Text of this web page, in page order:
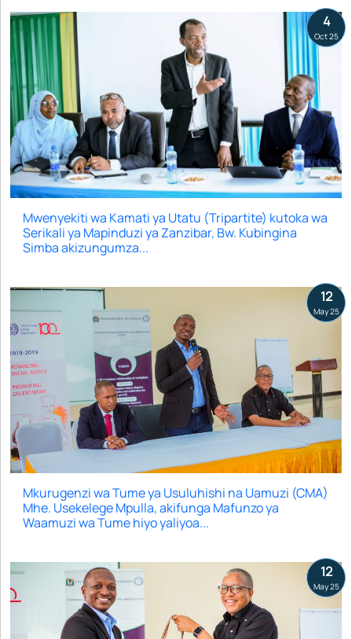
4
Oct 25
Mwenyekiti wa Kamati ya Utatu (Tripartite) kutoka wa
Serikali ya Mapinduzi ya Zanzibar, Bw. Kubingina
Simba akizungumza...
12
May 25
Mkurugenzi wa Tume ya Usuluhishi na Uamuzi (CMA)
Mhe. Usekelege Mpulla, akifunga Mafunzo ya
Waamuzi wa Tume hiyo yaliyoa...
12
May 25